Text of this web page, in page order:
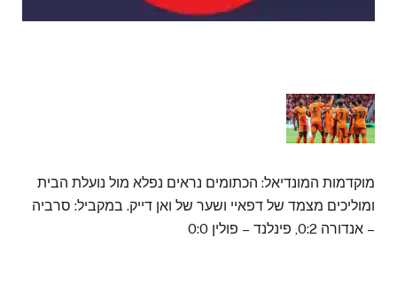
מוקדמות המונדיאל: הכתומים נראים נפלא מול נועלת הבית
ומוליכים מצמד של דפאיי ושער של ואן דייק. במקביל: סרביה
– אנדורה 0:2, פינלנד – פולין 0:0